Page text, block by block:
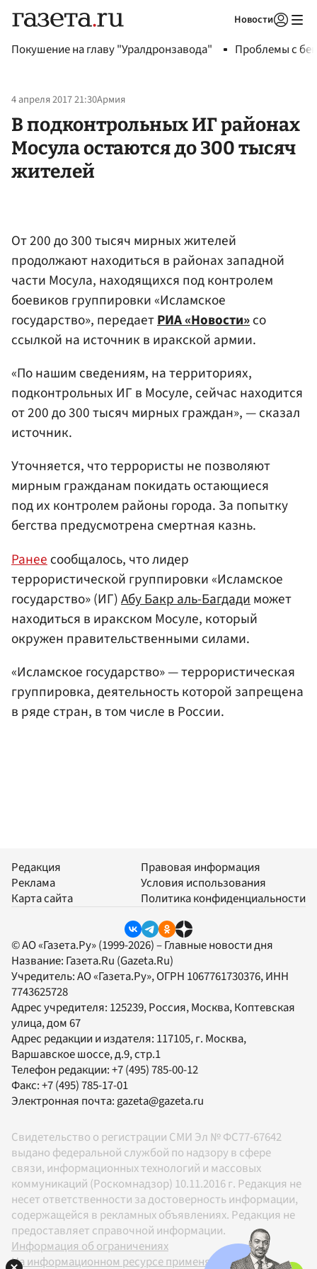
Новости
Покушение на главу "Уралдронзавода" Проблемы с
4 апреля 2017 21:30Армия
В подконтрольных ИГ районах
Мосула остаются до 300 тысяч
жителей
От 200 до 300 тысяч мирных жителей
продолжают находиться в районах западной
части Мосула, находящихся под контролем
боевиков группировки «Исламское
государство», передаетРИА «Новости»со
ссылкой на источник в иракской армии.
«По нашим сведениям, на территориях,
подконтрольных ИГ в Мосуле, сейчас находится
от 200 до 300 тысяч мирных граждан», — сказал
источник.
Уточняется, что террористы не позволяют
мирным гражданам покидать остающиеся
под их контролем районы города. За попытку
бегства предусмотрена смертная казнь.
Ранее сообщалось, что лидер
террористической группировки «Исламское
государство» (ИГ)Абу Бакр аль-Багдади может
находиться в иракском Мосуле, который
окружен правительственными силами.
«Исламское государство» — террористическая
группировка, деятельность которой запрещена
в ряде стран, в том числе в России.
Редакция
Реклама
Карта сайта
Правовая информация
Условия использования
Политика конфиденциальности
© АО «Газета.Ру» (1999-2026) – Главные новости дня
Название: Газета.Ru (Gazeta.Ru)
Учредитель:АО «Газета.Ру», ОГРН 1067761730376, ИНН
7743625728
Адрес учредителя: 125239, Россия, Москва, Коптевская
улица, дом 67
Адрес редакции и издателя: 117105, г. Москва,
Варшавское шоссе, д.9, стр.1
Телефон редакции:+7 (495) 785-00-12
Факс:+7 (495) 785-17-01
Электронная почта:gazeta@gazeta.ru
Свидетельство о регистрации СМИ Эл № ФС77-67642
выдано федеральной службой по надзору в сфере
связи, информационных технологий и массовых
коммуникаций (Роскомнадзор) 10.11.2016 г. Редакция не
несет ответственности за достоверность информации,
содержащейся в рекламных объявлениях. Редакция не
предоставляет справочной информации.
Информация об ограничениях
На информационном ресурсе применяются